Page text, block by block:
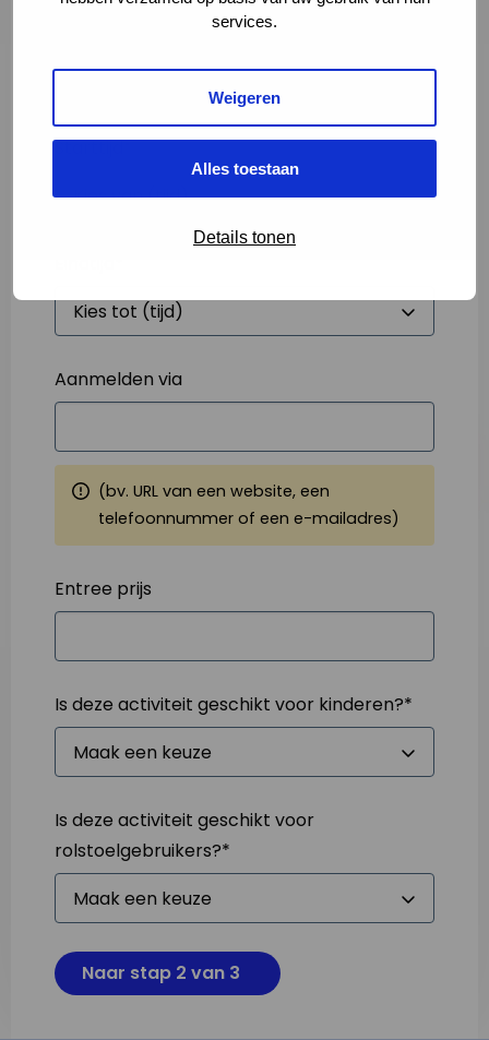
services.
Weigeren
Alles toestaan
Details tonen
Starttijd*
Aanmelden via
(bv. URL van een website, een
telefoonnummer of een e-mailadres)
Entree prijs
Is deze activiteit geschikt voor kinderen?*
Is deze activiteit geschikt voor
rolstoelgebruikers?*